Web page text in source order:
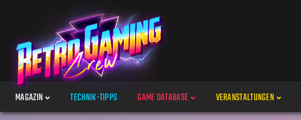
MAGAZIN TECHNIK-TIPPS GAME DATABASE VERANSTALTUNGEN